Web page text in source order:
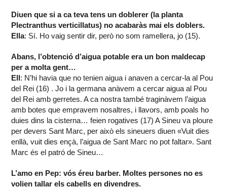
Diuen que si a ca teva tens un doblerer (la planta
Plectranthus verticillatus) no acabaràs mai els doblers.
Ella: Sí. Ho vaig sentir dir, però no som ramellera, jo (15).
Abans, l’obtenció d’aigua potable era un bon maldecap
per a molta gent…
Ell: N’hi havia que no tenien aigua i anaven a cercar-la al Pou
del Rei (16) . Jo i la germana anàvem a cercar aigua al Pou
del Rei amb gerretes. A ca nostra també traginàvem l’aigua
amb botes que empravem nosaltres, i llavors, amb poals ho
duies dins la cisterna… feien rogatives (17) A Sineu va ploure
per devers Sant Marc, per això els sineuers diuen «Vuit dies
enllà, vuit dies ençà, l’aigua de Sant Marc no pot faltar». Sant
Marc és el patró de Sineu…
L’amo en Pep: vós éreu barber. Moltes persones no es
volien tallar els cabells en divendres.